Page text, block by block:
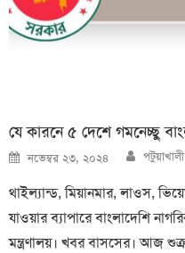
যে কারনে ৫ দেশে গমনেচ্ছু
Posted
on
নভেম্বর ২৩, ২০২৪ Author
থাইল্যান্ড, মিয়ানমার, লাওস,
যাওয়ার ব্যাপারে বাংলাদেশি
মন্ত্রণালয়। খবর বাসসের। আজ